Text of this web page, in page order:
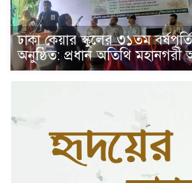
ঢাকা কেয়ার স্কুলের ৩১তম
অনুষ্ঠিত: প্রধান অতিথি মহানগরী